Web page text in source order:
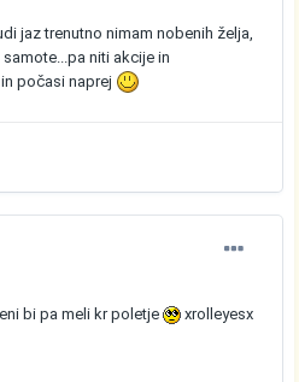
jaz trenutno nimam nobenih želja,
niti akcije in
počasi naprej
bi pa meli kr poletje xrolleyesx